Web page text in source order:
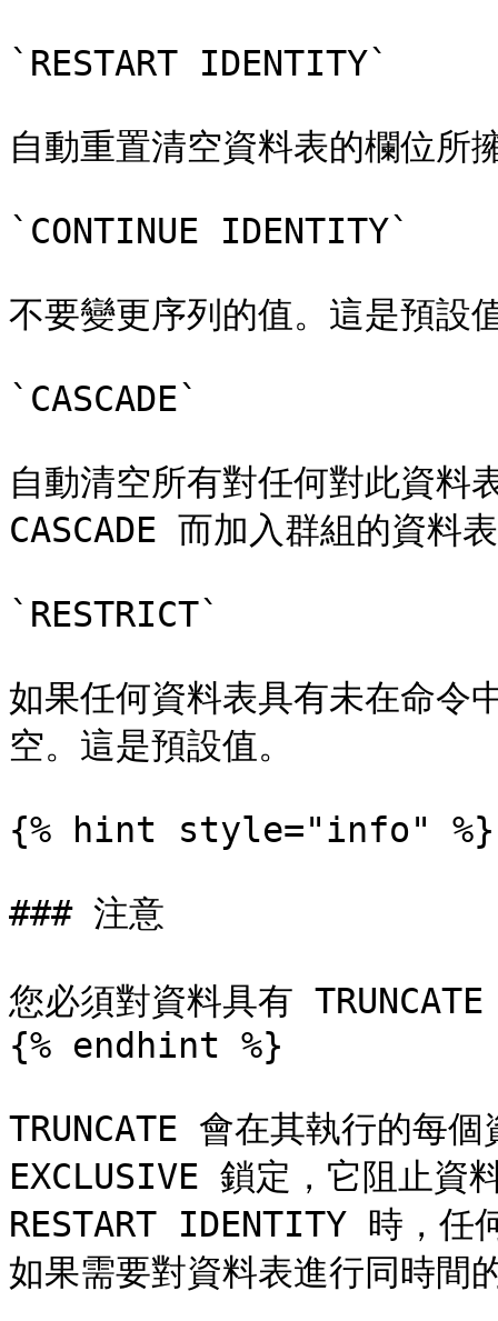
`RESTART IDENTITY`
自動重置清空資料表的欄位所
`CONTINUE IDENTITY`
不要變更序列的值。這是預設
`CASCADE`
自動清空所有對任何對此資料
CASCADE 而加入群組的資料
`RESTRICT`
如果任何資料表具有未在命令
空。這是預設值。
{% hint style="info" %}
### 注意
您必須對資料具有
{% endhint %}
TRUNCATE 會在其執行的每
EXCLUSIVE 鎖定，它阻止資
RESTART IDENTITY 時，任
如果需要對資料表進行同時間